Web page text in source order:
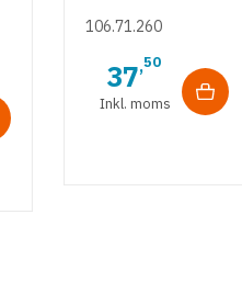
grebsliste
106.71.260
37,50
Inkl. moms